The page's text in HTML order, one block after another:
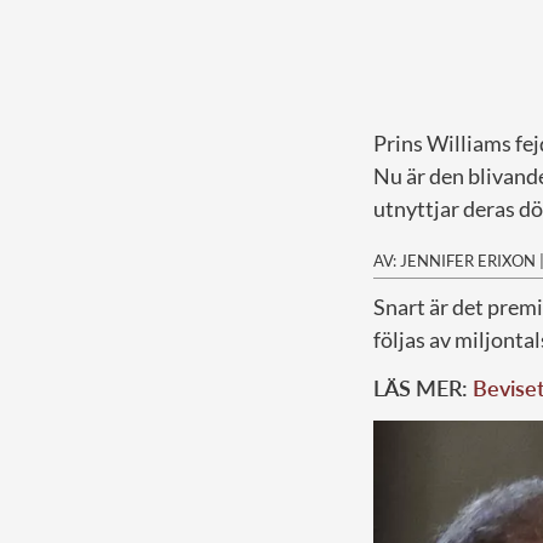
Prins Williams
Nu är den
utnyttjar deras
AV: JENNIFER ERIXON
Snart är det
följas av
LÄS MER: